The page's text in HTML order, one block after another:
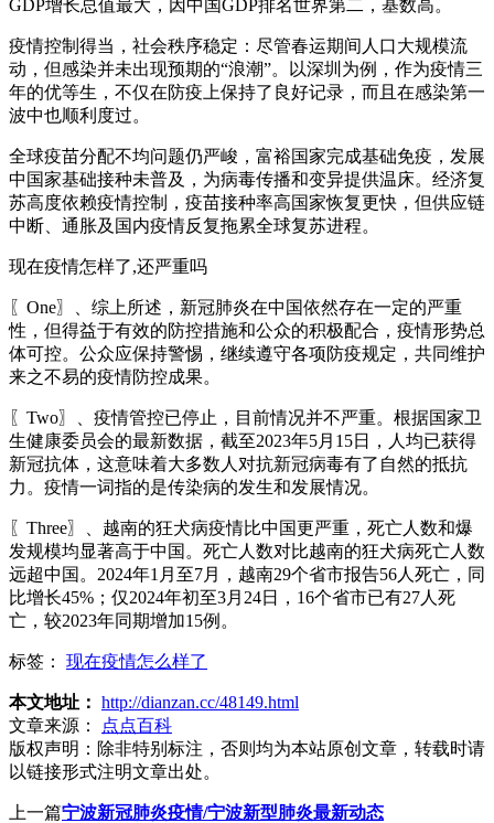
GDP增长总值最大，因中国GDP排名世界第二，基数高。
疫情控制得当，社会秩序稳定：尽管春运期间人口大规模流
动，但感染并未出现预期的“浪潮”。以深圳为例，作为疫情三
年的优等生，不仅在防疫上保持了良好记录，而且在感染第一
波中也顺利度过。
全球疫苗分配不均问题仍严峻，富裕国家完成基础免疫，发展
中国家基础接种未普及，为病毒传播和变异提供温床。经济复
苏高度依赖疫情控制，疫苗接种率高国家恢复更快，但供应链
中断、通胀及国内疫情反复拖累全球复苏进程。
现在疫情怎样了,还严重吗
〖One〗、综上所述，新冠肺炎在中国依然存在一定的严重
性，但得益于有效的防控措施和公众的积极配合，疫情形势总
体可控。公众应保持警惕，继续遵守各项防疫规定，共同维护
来之不易的疫情防控成果。
〖Two〗、疫情管控已停止，目前情况并不严重。根据国家卫
生健康委员会的最新数据，截至2023年5月15日，人均已获得
新冠抗体，这意味着大多数人对抗新冠病毒有了自然的抵抗
力。疫情一词指的是传染病的发生和发展情况。
〖Three〗、越南的狂犬病疫情比中国更严重，死亡人数和爆
发规模均显著高于中国。死亡人数对比越南的狂犬病死亡人数
远超中国。2024年1月至7月，越南29个省市报告56人死亡，同
比增长45%；仅2024年初至3月24日，16个省市已有27人死
亡，较2023年同期增加15例。
标签： 现在疫情怎么样了
本文地址： http://dianzan.cc/48149.html
文章来源：
点点百科
版权声明： 除非特别标注，否则均为本站原创文章，转载时请
以链接形式注明文章出处。
上一篇宁波新冠肺炎疫情/宁波新型肺炎最新动态